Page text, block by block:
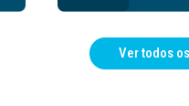
Ver todos